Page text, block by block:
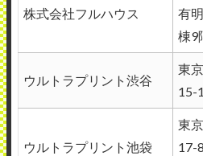
株式会社フルハウス
有
棟9
ウルトラプリント渋谷
東
15-1
ウルトラプリント池袋
東
17-